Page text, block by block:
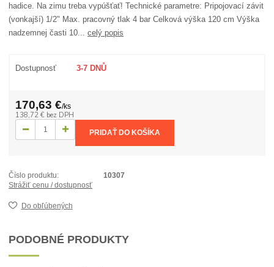
hadice. Na zimu treba vypúšťať! Technické parametre: Pripojovací závit
(vonkajší) 1/2" Max. pracovný tlak 4 bar Celková výška 120 cm Výška
nadzemnej časti 10...celý popis
Dostupnosť 3-7 DNŮ
170,63 €/ks
138,72 € bez DPH
PRIDAŤ DO KOŠÍKA
Číslo produktu:
10307
Strážiť cenu / dostupnosť
Do obľúbených
PODOBNÉ PRODUKTY